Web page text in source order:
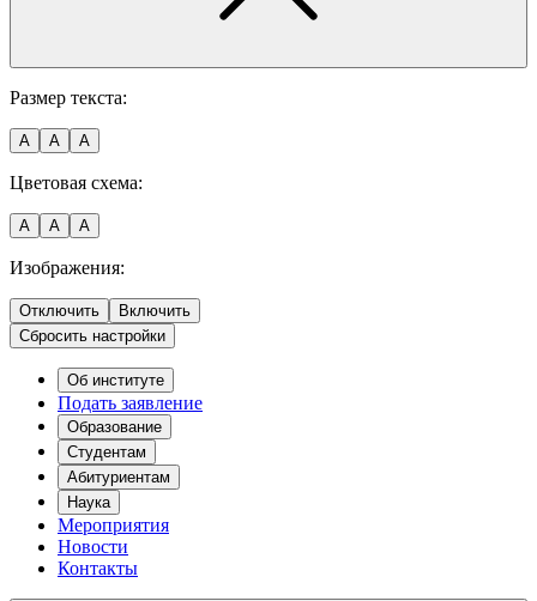
Размер текста:
A A A
Цветовая схема:
A A A
Изображения:
Отключить
Включить
Сбросить настройки
Об институте
Подать заявление
Образование
Студентам
Абитуриентам
Наука
Мероприятия
Новости
Контакты